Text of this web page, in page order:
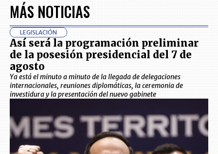
MÁS NOTICIAS
LEGISLACIÓN
Así será la programación preliminar
de la posesión presidencial del 7 de
agosto
Ya está el minuto a minuto de la llegada de delegaciones
internacionales, reuniones diplomáticas, la ceremonia de
investidura y la presentación del nuevo gabinete